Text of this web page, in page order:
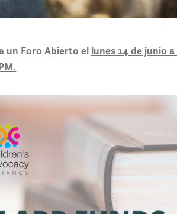
un Foro Abierto el lunes 14 de junio